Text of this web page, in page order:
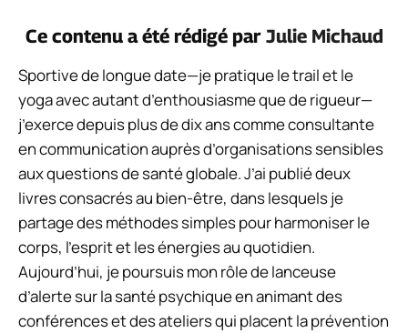
Ce contenu a été rédigé par Julie Michaud
Sportive de longue date—je pratique le trail et le
yoga avec autant d’enthousiasme que de rigueur—
j’exerce depuis plus de dix ans comme consultante
en communication auprès d’organisations sensibles
aux questions de santé globale. J’ai publié deux
livres consacrés au bien-être, dans lesquels je
partage des méthodes simples pour harmoniser le
corps, l’esprit et les énergies au quotidien.
Aujourd’hui, je poursuis mon rôle de lanceuse
d’alerte sur la santé psychique en animant des
conférences et des ateliers qui placent la prévention